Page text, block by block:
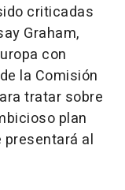
criticadas
Graham,
con
la Comisión
tratar sobre
plan
presentará al